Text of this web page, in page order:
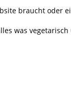
braucht oder
was